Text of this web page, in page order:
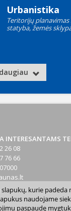
Urbanistika
Teritorijų planavimas
statyba, žemės
INTERESANTAMS
26 08
76 66
kurie
naudojame
paspaudę